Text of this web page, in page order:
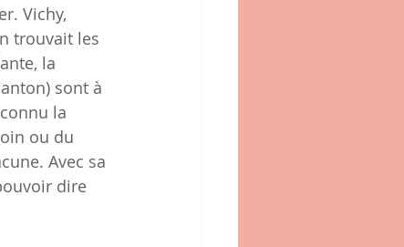
Vichy,
trouvait les
la
sont à
la
ou du
Avec sa
dire